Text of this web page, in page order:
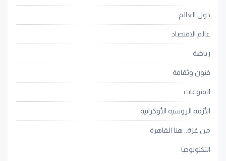
حول العالم
عالم الاقتصاد
رياضة
فنون وثقافة
المنوعات
الأزمة الروسية الأوكرانية
من غزة.. هنا القاهرة
التكنولوجيا